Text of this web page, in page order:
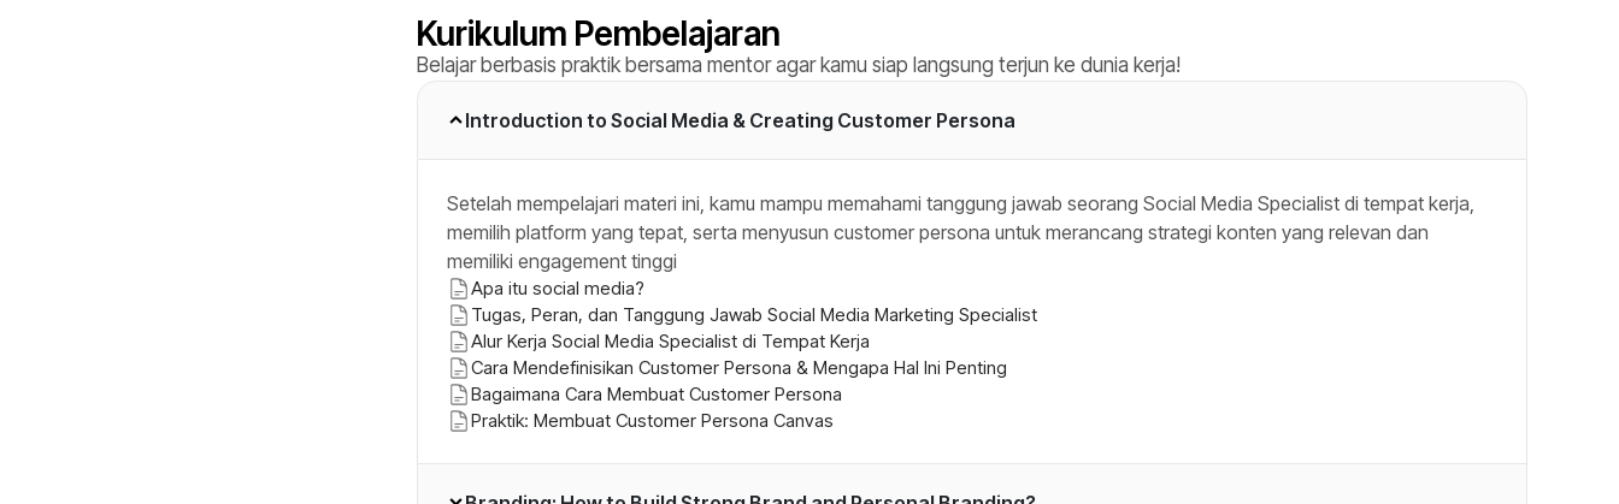
Kurikulum Pembelajaran
Belajar berbasis praktik bersama mentor agar kamu siap langsung terjun ke dunia kerja!
Introduction to Social Media & Creating Customer Persona
Setelah mempelajari materi ini, kamu mampu memahami tanggung jawab seorang Social Media Specialist di tempat kerja,
memilih platform yang tepat, serta menyusun customer persona untuk merancang strategi konten yang relevan dan
memiliki engagement tinggi
Apa itu social media?
Tugas, Peran, dan Tanggung Jawab Social Media Marketing Specialist
Alur Kerja Social Media Specialist di Tempat Kerja
Cara Mendefinisikan Customer Persona & Mengapa Hal Ini Penting
Bagaimana Cara Membuat Customer Persona
Praktik: Membuat Customer Persona Canvas